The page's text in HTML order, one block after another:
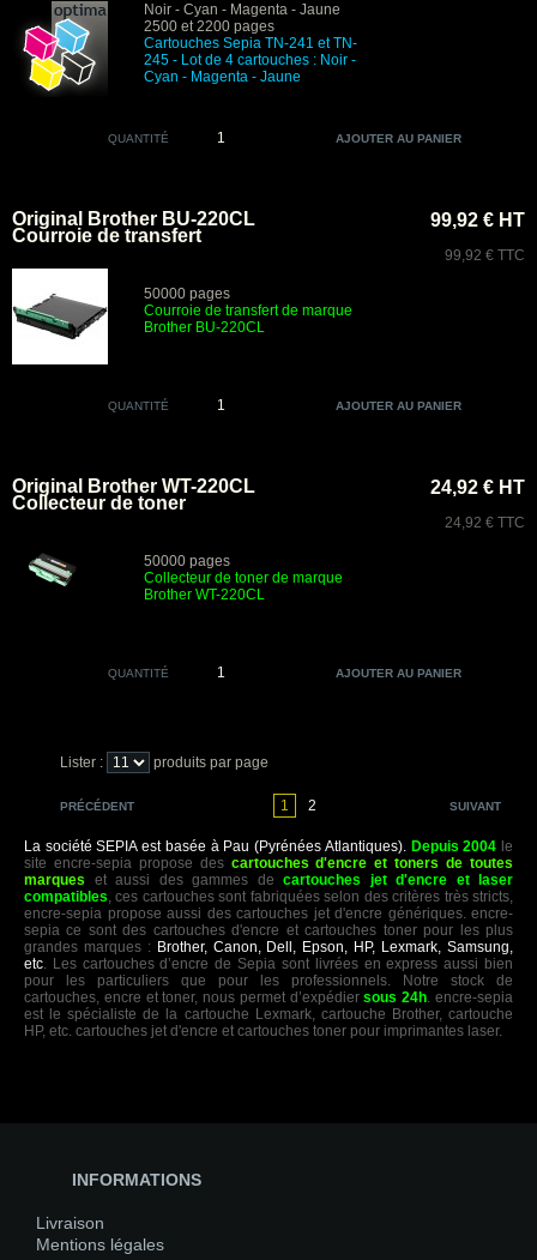
Noir - Cyan - Magenta - Jaune
2500 et 2200 pages
Cartouches Sepia TN-241 et TN-
245 - Lot de 4 cartouches : Noir -
Cyan - Magenta - Jaune
QUANTITÉ
Original Brother BU-220CL
Courroie de transfert
50000 pages
Courroie de transfert de marque
Brother BU-220CL
99,92 € HT
99,92 € TTC
QUANTITÉ
Original Brother WT-220CL
Collecteur de toner
50000 pages
Collecteur de toner de marque
Brother WT-220CL
24,92 € HT
24,92 € TTC
QUANTITÉ
Lister : produits par page
PRÉCÉDENT 1 2 SUIVANT
La société SEPIA est basée à Pau (Pyrénées Atlantiques). Depuis 2004 le
site encre-sepia propose des cartouches d'encre et toners de toutes
marques et aussi des gammes de cartouches jet d'encre et laser
compatibles, ces cartouches sont fabriquées selon des critères très stricts,
encre-sepia propose aussi des cartouches jet d'encre génériques. encre-
sepia ce sont des cartouches d'encre et cartouches toner pour les plus
grandes marques : Brother, Canon, Dell, Epson, HP, Lexmark, Samsung,
etc. Les cartouches d’encre de Sepia sont livrées en express aussi bien
pour les particuliers que pour les professionnels. Notre stock de
cartouches, encre et toner, nous permet d’expédiersous 24h. encre-sepia
est le spécialiste de la cartouche Lexmark, cartouche Brother, cartouche
HP, etc. cartouches jet d'encre et cartouches toner pour imprimantes laser.
INFORMATIONS
Livraison
Mentions légales